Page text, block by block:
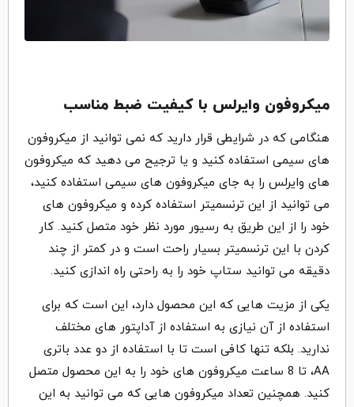
میکروفون وایرلس با کیفیت ضبط مناسب
هنگامی که در شرایطی قرار دارید که نمی توانید از میکروفون
های سیمی استفاده کنید و یا ترجیح می دهید که میکروفون
های وایرلس را به جای میکروفون های سیمی استفاده کنید،
می توانید از این ترنسمیتر استفاده کرده و میکروفون های
خود را از این طریق به رسیور مورد نظر خود متصل کنید. کار
کردن با این ترنسمیتر بسیار راحت است و در کمتر از چند
دقیقه می توانید ستاپ خود را به راحتی راه اندازی کنید.
یکی از مزیت هایی که این محصول دارد، این است که برای
استفاده از آن نیازی به استفاده از آداپتور های مختلف
ندارید. بلکه تنها کافی است تا با استفاده از دو عدد باتری
AA، تا 8 ساعت میکروفون های خود را به این محصول متصل
کنید. همچنین تعداد میکروفون هایی که می توانید به این